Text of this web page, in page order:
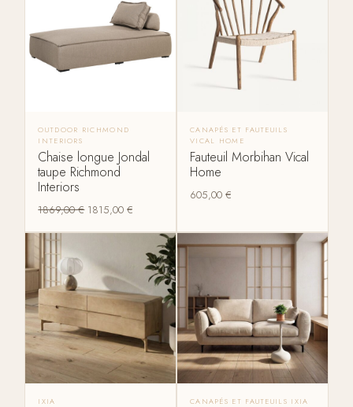
OUTDOOR RICHMOND
INTERIORS
Chaise longue Jondal
taupe Richmond
Interiors
1869,00€ 1815,00€
CANAPÉS ET FAUTEUILS
VICAL HOME
Fauteuil Morbihan Vical
Home
605,00 €
IXIA CANAPÉS ET FAUTEUILS IXIA